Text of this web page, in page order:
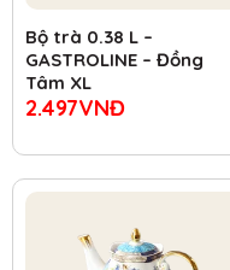
Bộ trà 0.38 L –
GASTROLINE – Đồng
Tâm XL
2.497VNĐ